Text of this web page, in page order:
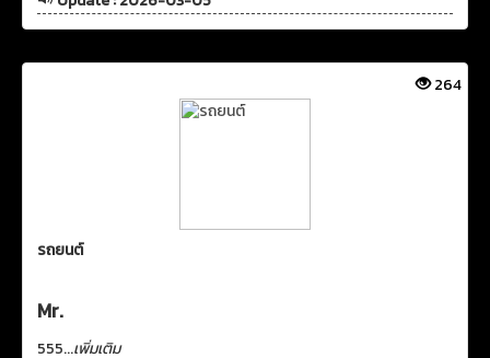
264
รถยนต์
Mr.
555...เพิ่มเติม